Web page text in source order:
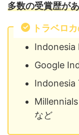
多数の受賞歴が
トラベロ
Indonesia
Google
Indonesia
など